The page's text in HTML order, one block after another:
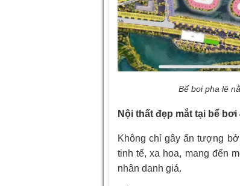
Bể bơi pha lê
Nội thất đẹp mắt tại bể
Không chỉ gây ấn tượng
tinh tế, xa hoa, mang đến
nhân danh giá.